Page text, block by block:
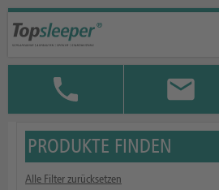
PRODUKTE FINDEN
Alle Filter zurücksetzen